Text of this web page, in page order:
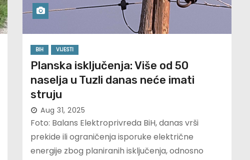
BIH VIJESTI
Planska isključenja: Više od 50
naselja u Tuzli danas neće imati
struju
Aug 31, 2025
Foto: Balans Elektroprivreda BiH, danas vrši
prekide ili ograničenja isporuke električne
energije zbog planiranih isključenja, odnosno